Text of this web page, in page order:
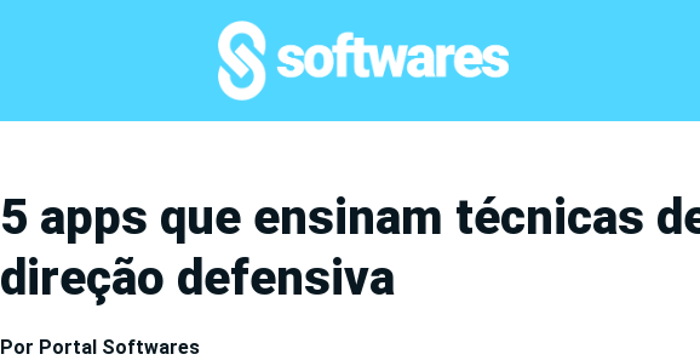
5 apps que ensinam técnicas
direção defensiva
Por Portal Softwares